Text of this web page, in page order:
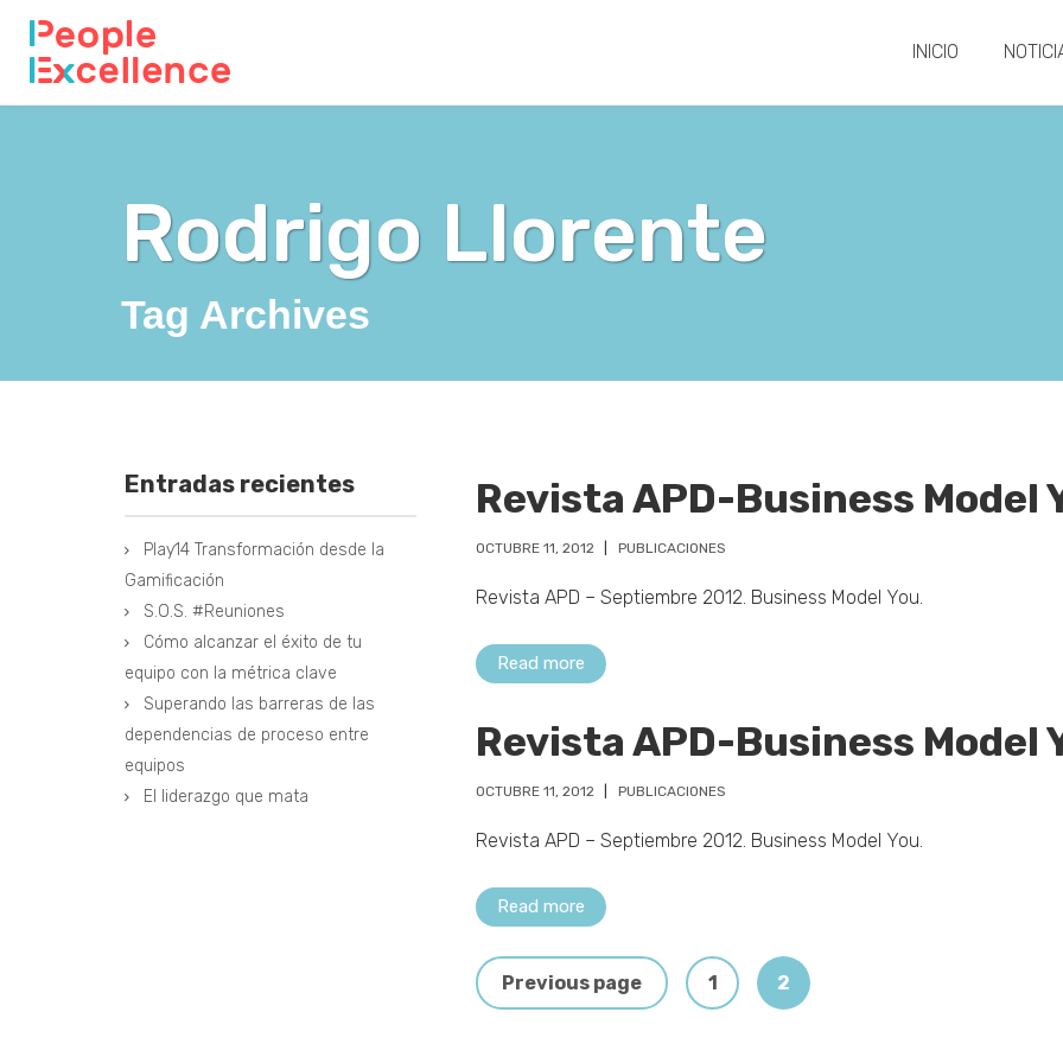
INICIO
Rodrigo Llorente
Tag Archives
Revista APD-Business Model
OCTUBRE 11, 2012 PUBLICACIONES
Revista APD – Septiembre 2012. Business Model You.
Read more
Revista APD-Business Model
OCTUBRE 11, 2012 PUBLICACIONES
Revista APD – Septiembre 2012. Business Model You.
Read more
Previous page 1 2
Entradas recientes
Play14 Transformación desde la
Gamificación
S.O.S. #Reuniones
Cómo alcanzar el éxito de tu
equipo con la métrica clave
Superando las barreras de las
dependencias de proceso entre
equipos
El liderazgo que mata